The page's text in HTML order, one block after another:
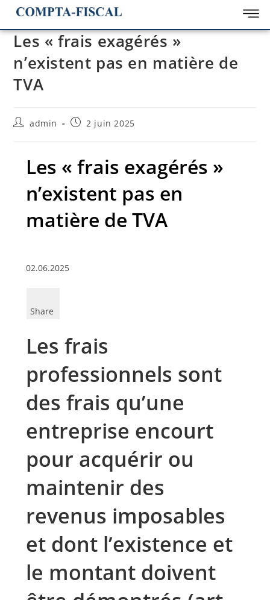
Les « frais exagérés »
n’existent pas en matière de
TVA
admin 2 juin 2025
Les « frais exagérés »
n’existent pas en
matière de TVA
02.06.2025
Share
Les frais
professionnels sont
des frais qu’une
entreprise encourt
pour acquérir ou
maintenir des
revenus imposables
et dont l’existence et
le montant doivent